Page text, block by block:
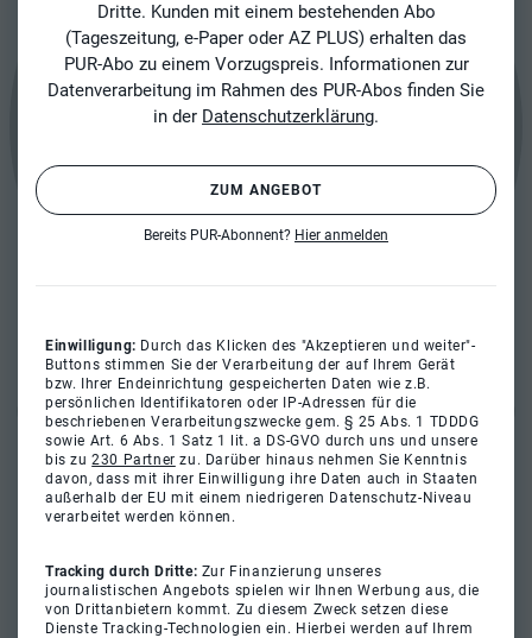
Dritte. Kunden mit einem bestehenden Abo
(Tageszeitung, e-Paper oder AZ PLUS) erhalten das
PUR-Abo zu einem Vorzugspreis. Informationen zur
Datenverarbeitung im Rahmen des PUR-Abos finden Sie
in der Datenschutzerklärung.
ZUM ANGEBOT
Bereits PUR-Abonnent? Hier anmelden
Einwilligung: Durch das Klicken des "Akzeptieren und weiter"-
Buttons stimmen Sie der Verarbeitung der auf Ihrem Gerät
bzw. Ihrer Endeinrichtung gespeicherten Daten wie z.B.
persönlichen Identifikatoren oder IP-Adressen für die
beschriebenen Verarbeitungszwecke gem. § 25 Abs. 1 TDDDG
sowie Art. 6 Abs. 1 Satz 1 lit. a DS-GVO durch uns und unsere
bis zu230 Partner zu. Darüber hinaus nehmen Sie Kenntnis
davon, dass mit ihrer Einwilligung ihre Daten auch in Staaten
außerhalb der EU mit einem niedrigeren Datenschutz-Niveau
verarbeitet werden können.
Tracking durch Dritte: Zur Finanzierung unseres
journalistischen Angebots spielen wir Ihnen Werbung aus, die
von Drittanbietern kommt. Zu diesem Zweck setzen diese
Dienste Tracking-Technologien ein. Hierbei werden auf Ihrem